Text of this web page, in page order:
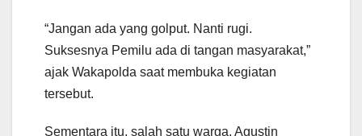
“Jangan ada yang golput. Nanti rugi.
Suksesnya Pemilu ada di tangan masyarakat,”
ajak Wakapolda saat membuka kegiatan
tersebut.
Sementara itu, salah satu warga, Agustin